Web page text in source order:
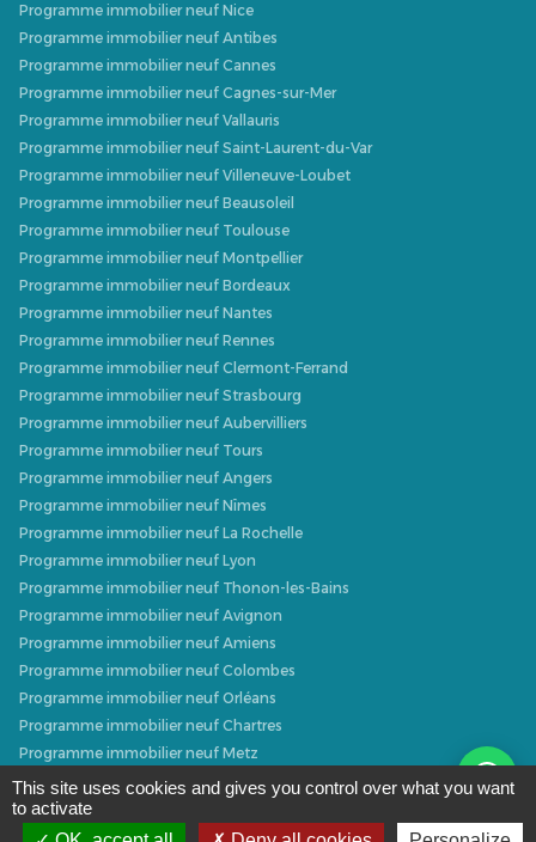
Programme immobilier neuf Nice
Programme immobilier neuf Antibes
Programme immobilier neuf Cannes
Programme immobilier neuf Cagnes-sur-Mer
Programme immobilier neuf Vallauris
Programme immobilier neuf Saint-Laurent-du-Var
Programme immobilier neuf Villeneuve-Loubet
Programme immobilier neuf Beausoleil
Programme immobilier neuf Toulouse
Programme immobilier neuf Montpellier
Programme immobilier neuf Bordeaux
Programme immobilier neuf Nantes
Programme immobilier neuf Rennes
Programme immobilier neuf Clermont-Ferrand
Programme immobilier neuf Strasbourg
Programme immobilier neuf Aubervilliers
Programme immobilier neuf Tours
Programme immobilier neuf Angers
Programme immobilier neuf Nîmes
Programme immobilier neuf La Rochelle
Programme immobilier neuf Lyon
Programme immobilier neuf Thonon-les-Bains
Programme immobilier neuf Avignon
Programme immobilier neuf Amiens
Programme immobilier neuf Colombes
Programme immobilier neuf Orléans
Programme immobilier neuf Chartres
Programme immobilier neuf Metz
Programme immobilier neuf Caen
Programme immobilier neuf Dijon
Programme immobilier neuf Villeurbanne
This site uses cookies and gives you control over what you want
to activate